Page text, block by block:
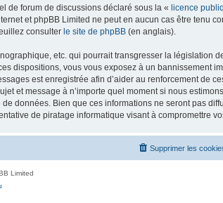
de forum de discussions déclaré sous la « licence
et phpBB Limited ne peut en aucun cas être tenu
consulter le site de phpBB (en anglais).
etc. qui pourrait transgresser la législation
dispositions, vous vous exposez à un bannissement
est enregistrée afin d’aider au renforcement de
et message à n’importe quel moment si nous
données. Bien que ces informations ne seront pas
de piratage informatique visant à compromettre
Supprimer les
Limited